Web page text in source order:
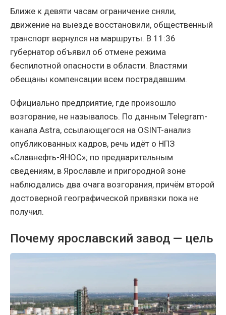
Ближе к девяти часам ограничение сняли,
движение на выезде восстановили, общественный
транспорт вернулся на маршруты. В 11:36
губернатор объявил об отмене режима
беспилотной опасности в области. Властями
обещаны компенсации всем пострадавшим.
Официально предприятие, где произошло
возгорание, не называлось. По данным Telegram-
канала Astra, ссылающегося на OSINT-анализ
опубликованных кадров, речь идёт о НПЗ
«Славнефть-ЯНОС»; по предварительным
сведениям, в Ярославле и пригородной зоне
наблюдались два очага возгорания, причём второй
достоверной географической привязки пока не
получил.
Почему ярославский завод — цель